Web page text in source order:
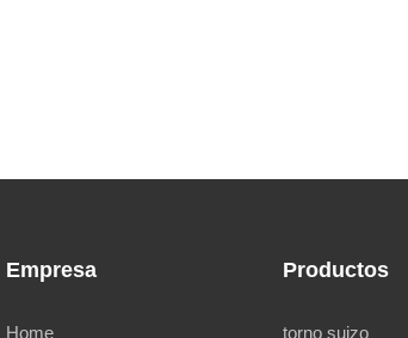
Empresa
Home
Productos
torno suizo